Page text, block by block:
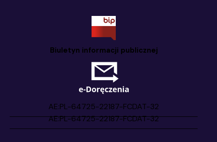
Biuletyn informacji publicznej